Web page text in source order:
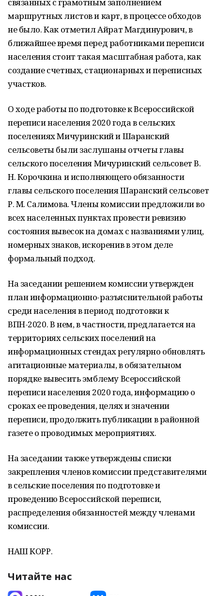
маршрутных листов и карт, в процессе обходов
не было. Как отметил Айрат Магдинурович, в
ближайшее время перед работниками переписи
населения стоит такая масштабная работа, как
создание счетных, стационарных и переписных
участков.
О ходе работы по подготовке к Всероссийской
переписи населения 2020 года в сельских
поселениях Мичуринский и Шаранский
сельсоветы были заслушаны отчеты главы
сельского поселения Мичуринский сельсовет В.
Н. Корочкина и исполняющего обязанности
главы сельского поселения Шаранский сельсовет
Р. М. Салимова. Члены комиссии предложили во
всех населенных пунктах провести ревизию
состояния вывесок на домах с названиями улиц,
номерных знаков, искоренив в этом деле
формальный подход.
На заседании решением комиссии утвержден
план информационно-разъяснительной работы
среди населения в период подготовки к
ВПН-2020. В нем, в частности, предлагается на
территориях сельских поселений на
информационных стендах регулярно обновлять
агитационные материалы, в обязательном
порядке вывесить эмблему Всероссийской
переписи населения 2020 года, информацию о
сроках ее проведения, целях и значении
переписи, продолжить публикации в районной
газете о проводимых мероприятиях.
На заседании также утверждены списки
закрепления членов комиссии представителями
в сельские поселения по подготовке и
проведению Всероссийской переписи,
распределения обязанностей между членами
комиссии.
НАШ КОРР.
Читайте нас